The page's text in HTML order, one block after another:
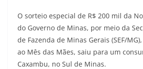
O sorteio especial de R$ 200 mil da
do Governo de Minas, por meio da
de Fazenda de Minas Gerais (SEF/
ao Mês das Mães, saiu para um
Caxambu, no Sul de Minas.